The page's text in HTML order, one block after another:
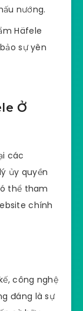
nướng.
Häfele
sự yên
Ở
các
ủy quyền
thể tham
chính
công nghệ
đáng là sự